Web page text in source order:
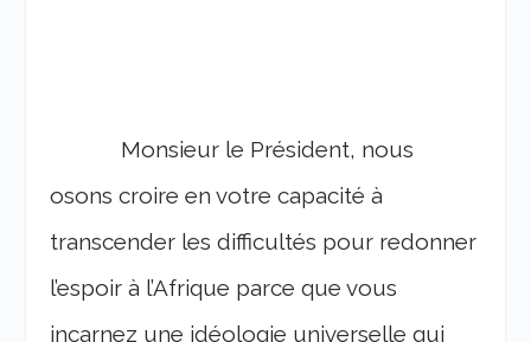
Monsieur le Président, nous
osons croire en votre capacité à
transcender les difficultés pour redonner
l’espoir à l’Afrique parce que vous
incarnez une idéologie universelle qui